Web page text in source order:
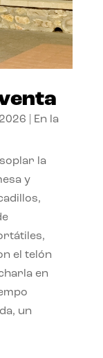
En la
la
y
el telón
en
un